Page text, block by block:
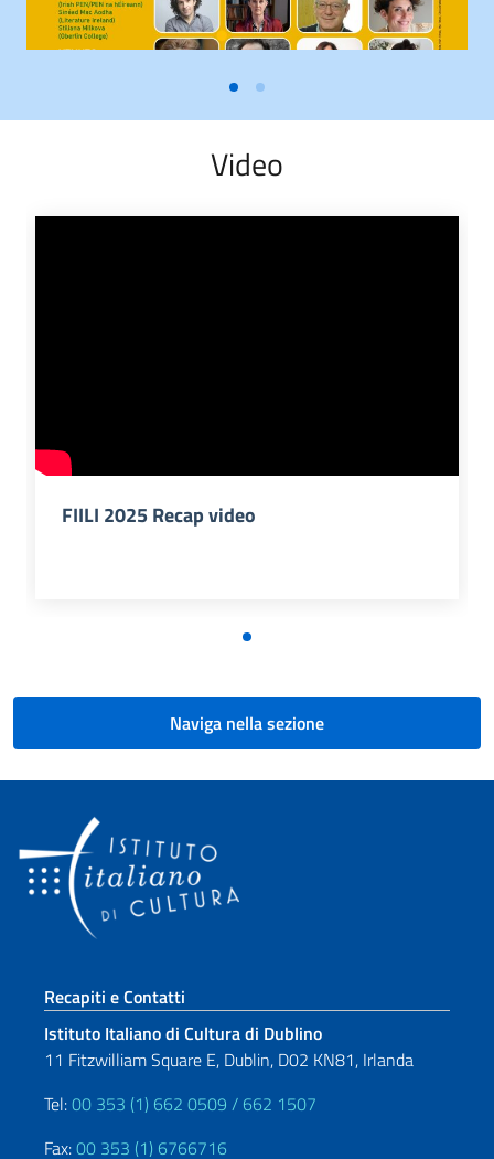
Video
FIILI 2025 Recap video
Naviga nella sezione
Sezione footer
Recapiti e Contatti
Istituto Italiano di Cultura di Dublino
11 Fitzwilliam Square E, Dublin, D02 KN81, Irlanda
Tel:00 353 (1) 662 0509 / 662 1507
Fax:00 353 (1) 6766716